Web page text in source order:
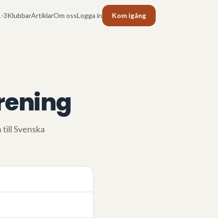
3KlubbarArtiklarOm ossLogga in Kom igång
till Svenska